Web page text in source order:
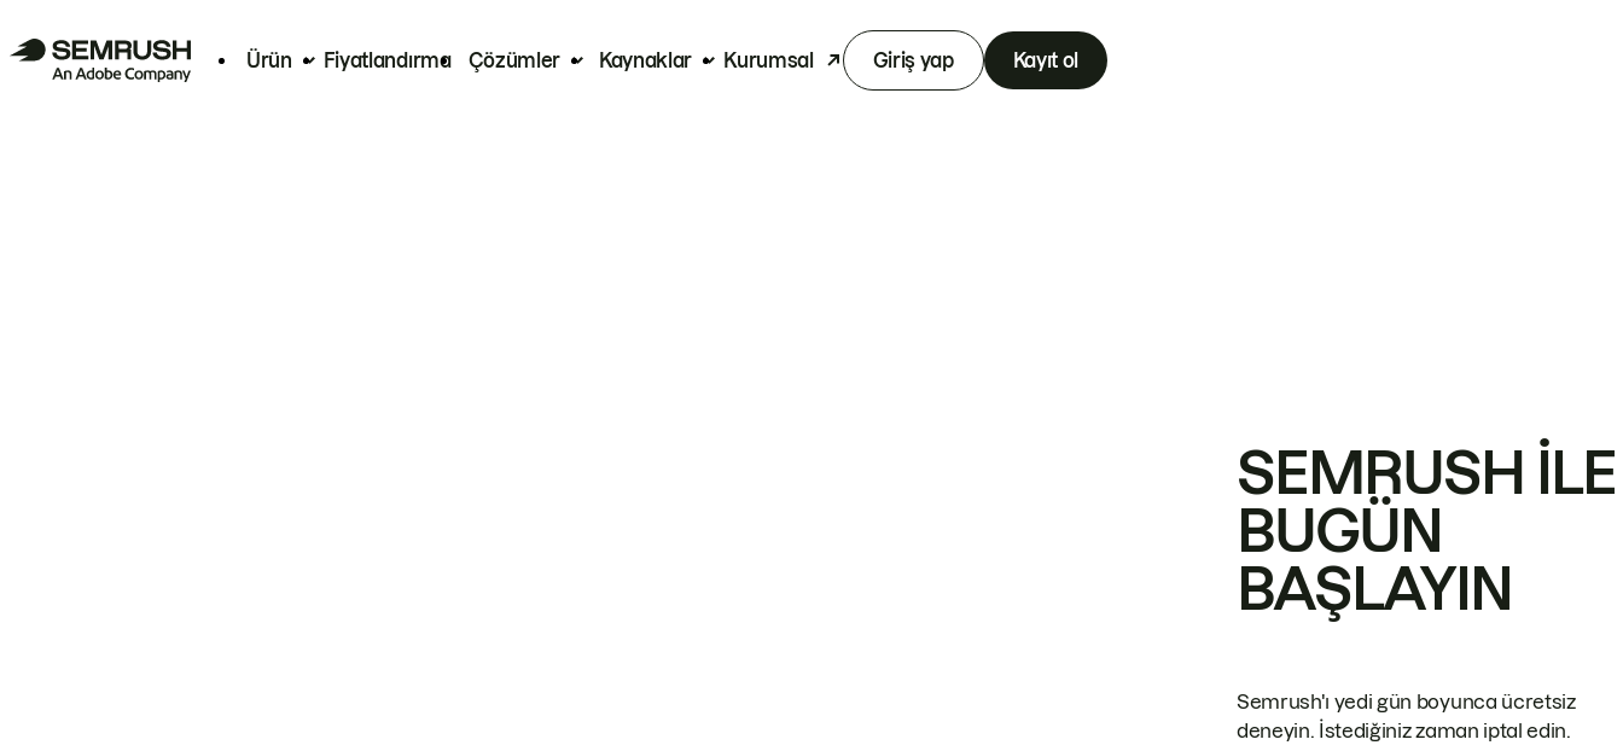
Ürün Fiyatlandırma Çözümler Kaynaklar Kurumsal Giriş yap Kayıt ol
SEMRUSH ILE
BUGÜN
BAŞLAYIN
Semrush'ı yedi gün boyunca ücretsiz
deneyin. İstediğiniz zaman iptal edin.